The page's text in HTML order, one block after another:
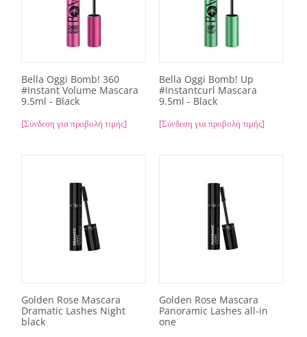
Bella Oggi Bomb! 360
#Instant Volume Mascara
9.5ml - Black
[Σύνδεση για προβολή τιμής]
Bella Oggi Bomb! Up
#Instantcurl Mascara
9.5ml - Black
[Σύνδεση για προβολή τιμής]
Golden Rose Mascara
Dramatic Lashes Night
black
Golden Rose Mascara
Panoramic Lashes all-in
one